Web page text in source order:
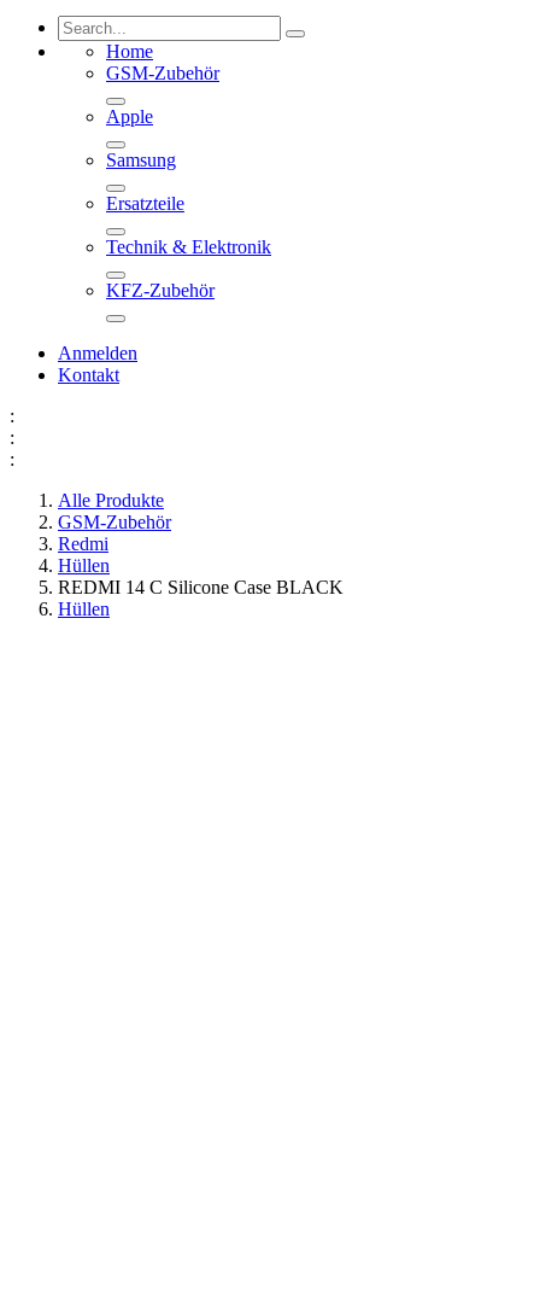
Home
GSM-Zubehör
Apple
Samsung
Ersatzteile
Technik & Elektronik
KFZ-Zubehör
Anmelden
Kontakt
:
:
:
Alle Produkte
GSM-Zubehör
Redmi
Hüllen
REDMI 14 C Silicone Case BLACK
Hüllen